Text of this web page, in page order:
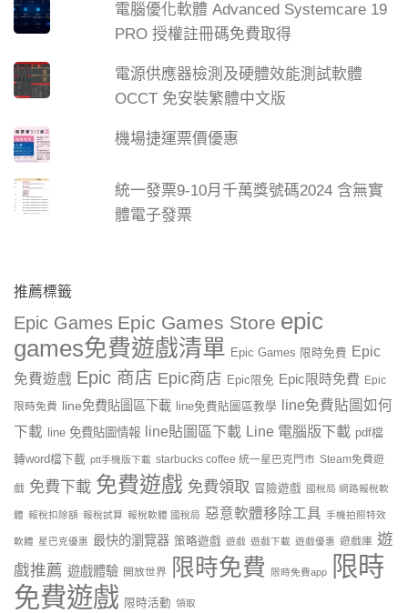
電腦優化軟體 Advanced Systemcare 19
PRO 授權註冊碼免費取得
電源供應器檢測及硬體效能測試軟體
OCCT 免安裝繁體中文版
機場捷運票價優惠
統一發票9-10月千萬獎號碼2024 含無實
體電子發票
推薦標籤
Epic Games Epic Games Store epic
games免費遊戲清單 Epic Games 限時免費 Epic
免費遊戲 Epic 商店 Epic商店 Epic限免 Epic限時免費 Epic
限時免費 line免費貼圖區下載 line免費貼圖區教學
line免費貼圖如何
下載 line 免費貼圖情報 line貼圖區下載 Line 電腦版下載 pdf檔
轉word檔下載 ptt手機版下載 starbucks coffee 統一星巴克門市 Steam免費遊
戲 免費下載 免費遊戲 免費領取 冒險遊戲 國稅局 網路報稅軟
體 報稅扣除額 報稅試算 報稅軟體 國稅局 惡意軟體移除工具 手機拍照特效
軟體 星巴克優惠 最快的瀏覽器 策略遊戲 遊戲 遊戲下載 遊戲優惠 遊戲庫 遊
戲推薦 遊戲體驗 開放世界 限時免費 限時免費app
限時
免費遊戲 限時活動 領取